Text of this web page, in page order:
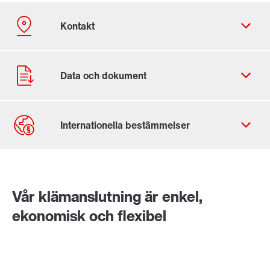
SEW-EURODRIVE Sverige
Vår klämanslutning är enkel,
ekonomisk och flexibel